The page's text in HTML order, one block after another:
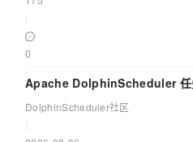
0
Apache DolphinScheduler 任
Flink 一次配置全打通
DolphinScheduler社区